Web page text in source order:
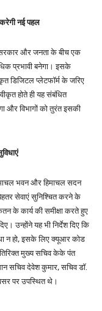
नई पहल
और जनता के बीच एक
प्रभावी बनेगा। इसके
डिजिटल प्लेटफॉर्म के जरिए
होते ही यह संबंधित
और विभागों को तुरंत इसकी
भवन और हिमाचल सदन
सेवाएं सुनिश्चित करने के
के कार्य की समीक्षा करते हुए
उन्होंने यह भी निर्देश दिए कि
न हो, इसके लिए क्यूआर कोड
मुख्य सचिव केके पंत
सचिव देवेश कुमार, सचिव डॉ.
पर उपस्थित थे।